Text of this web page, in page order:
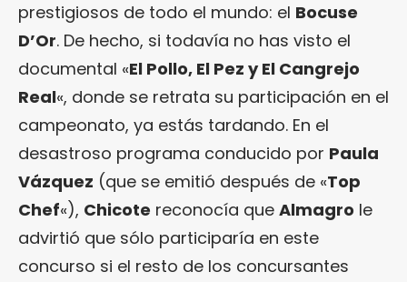
prestigiosos de todo el mundo: el Bocuse
D’Or. De hecho, si todavía no has visto el
documental «El Pollo, El Pez y El Cangrejo
Real«, donde se retrata su participación en el
campeonato, ya estás tardando. En el
desastroso programa conducido por Paula
Vázquez (que se emitió después de «Top
Chef«), Chicote reconocía que Almagro le
advirtió que sólo participaría en este
concurso si el resto de los concursantes